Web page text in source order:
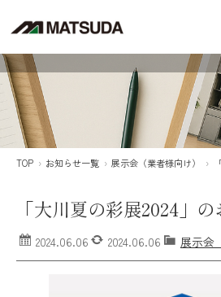
TOP お知らせ一覧 展示会（業者様向け）
「大川夏の彩展2024」
2024.06.06 2024.06.06 展示会